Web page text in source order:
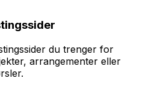
du trenger for
arrangementer eller